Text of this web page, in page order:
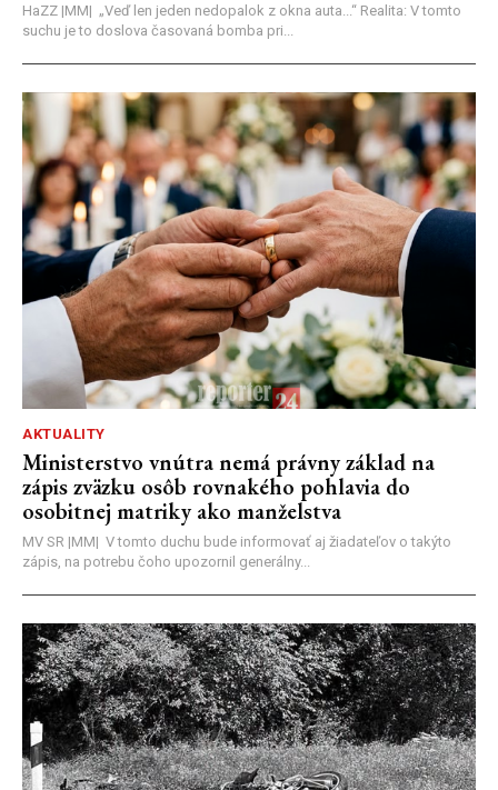
HaZZ |MM| ​„Veď len jeden nedopalok z okna auta...“ ​Realita: V tomto
suchu je to doslova časovaná bomba pri...
AKTUALITY
Ministerstvo vnútra nemá právny základ na
zápis zväzku osôb rovnakého pohlavia do
osobitnej matriky ako manželstva
MV SR |MM| V tomto duchu bude informovať aj žiadateľov o takýto
zápis, na potrebu čoho upozornil generálny...